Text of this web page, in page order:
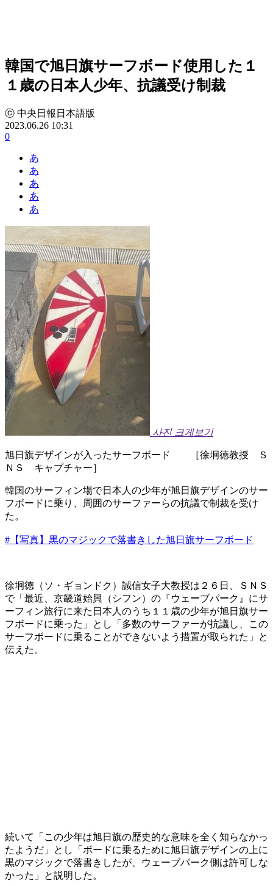
韓国で旭日旗サーフボード使用した１
１歳の日本人少年、抗議受け制裁
ⓒ 中央日報日本語版
2023.06.26 10:31
0
あ
あ
あ
あ
あ
사진 크게보기
旭日旗デザインが入ったサーフボード ［徐坰徳教授 Ｓ
ＮＳ キャプチャー］
韓国のサーフィン場で日本人の少年が旭日旗デザインのサー
フボードに乗り、周囲のサーファーらの抗議で制裁を受け
た。
#【写真】黒のマジックで落書きした旭日旗サーフボード
徐坰徳（ソ・ギョンドク）誠信女子大教授は２６日、ＳＮＳ
で「最近、京畿道始興（シフン）の『ウェーブパーク』にサ
ーフィン旅行に来た日本人のうち１１歳の少年が旭日旗サー
フボードに乗った」とし「多数のサーファーが抗議し、この
サーフボードに乗ることができないよう措置が取られた」と
伝えた。
続いて「この少年は旭日旗の歴史的な意味を全く知らなかっ
たようだ」とし「ボードに乗るために旭日旗デザインの上に
黒のマジックで落書きしたが、ウェーブパーク側は許可しな
かった」と説明した。